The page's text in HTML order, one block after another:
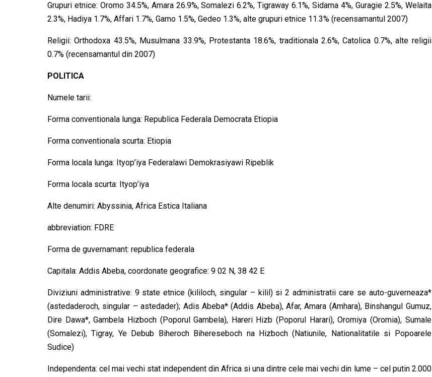
Grupuri etnice: Oromo 34.5%, Amara 26.9%, Somalezi 6.2%, Tigraway 6.1%, Sidama 4%, Guragie 2.5%, Welaita
2.3%, Hadiya 1.7%, Affari 1.7%, Gamo 1.5%, Gedeo 1.3%, alte grupuri etnice 11.3% (recensamantul 2007)
Religii: Orthodoxa 43.5%, Musulmana 33.9%, Protestanta 18.6%, traditionala 2.6%, Catolica 0.7%, alte religii
0.7% (recensamantul din 2007)
POLITICA
Numele tarii:
Forma conventionala lunga: Republica Federala Democrata Etiopia
Forma conventionala scurta: Etiopia
Forma locala lunga: Ityop’iya Federalawi Demokrasiyawi Ripeblik
Forma locala scurta: Ityop’iya
Alte denumiri: Abyssinia, Africa Estica Italiana
abbreviation: FDRE
Forma de guvernamant: republica federala
Capitala: Addis Abeba, coordonate geografice: 9 02 N, 38 42 E
Diviziuni administrative: 9 state etnice (kililoch, singular – kilil) si 2 administratii care se auto-guverneaza*
(astedaderoch, singular – astedader); Adis Abeba* (Addis Abeba), Afar, Amara (Amhara), Binshangul Gumuz,
Dire Dawa*, Gambela Hizboch (Poporul Gambela), Hareri Hizb (Poporul Harari), Oromiya (Oromia), Sumale
(Somalezi), Tigray, Ye Debub Biheroch Bihereseboch na Hizboch (Natiunile, Nationalitatile si Popoarele
Sudice)
Independenta: cel mai vechi stat independent din Africa si una dintre cele mai vechi din lume – cel putin 2.000